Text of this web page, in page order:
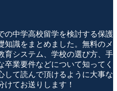
の中学高校留学を検討する保護
知識をまとめました。無料のメ
育システム、学校の選び方、手
業要件などについて知ってく
して読んで頂けるように大事な
けてお送りします！